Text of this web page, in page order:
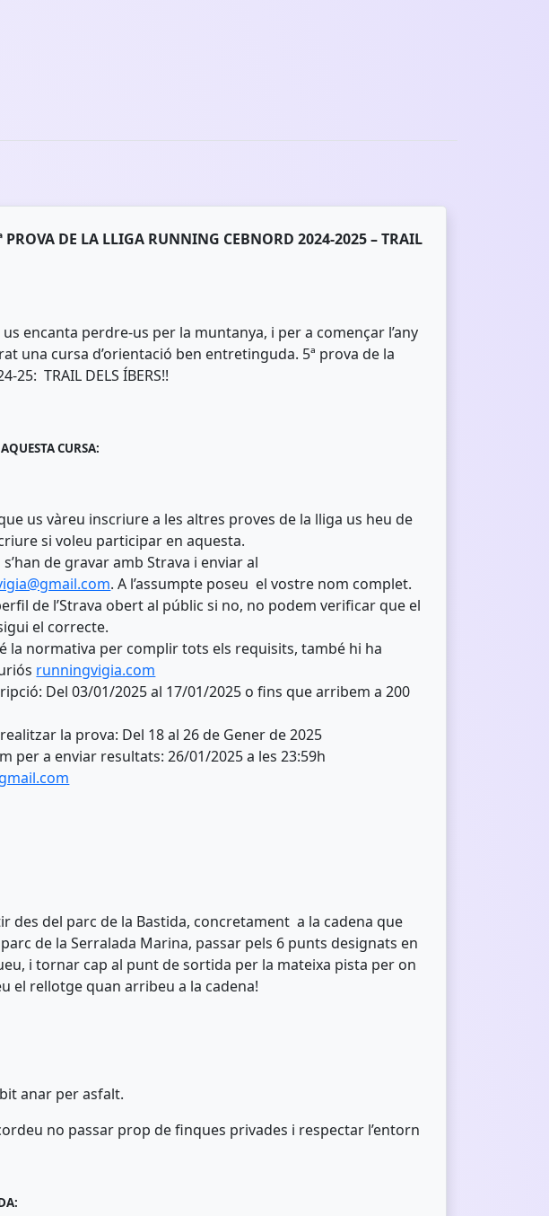
DE LA LLIGA RUNNING CEBNORD 2024-2025 – TRAIL
encanta perdre-us per la muntanya, i per a començar l’any
una cursa d’orientació ben entretinguda. 5ª prova de la
25: TRAIL DELS ÍBERS!!
CURSA:
us vàreu inscriure a les altres proves de la lliga us heu de
si voleu participar en aquesta.
de gravar amb Strava i enviar al
. A l’assumpte poseu el vostre nom complet.
de l’Strava obert al públic si no, no podem verificar que el
el correcte.
la normativa per complir tots els requisits, també hi ha
runningvigia.com
Del 03/01/2025 al 17/01/2025 o fins que arribem a 200
la prova: Del 18 al 26 de Gener de 2025
per a enviar resultats: 26/01/2025 a les 23:59h
des del parc de la Bastida, concretament a la cadena que
de la Serralada Marina, passar pels 6 punts designats en
i tornar cap al punt de sortida per la mateixa pista per on
el rellotge quan arribeu a la cadena!
anar per asfalt.
no passar prop de finques privades i respectar l’entorn